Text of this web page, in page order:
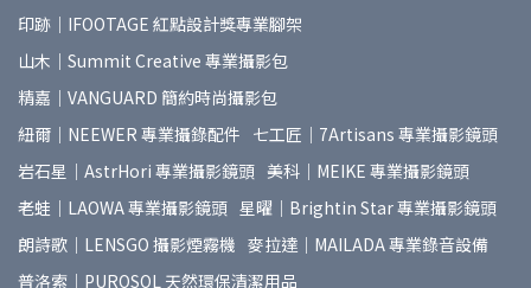
印跡｜IFOOTAGE 紅點設計獎專業腳架
山木｜Summit Creative 專業攝影包
精嘉｜VANGUARD 簡約時尚攝影包
紐爾｜NEEWER 專業攝錄配件 七工匠｜7Artisans 專業攝影鏡頭
岩石星｜AstrHori 專業攝影鏡頭 美科｜MEIKE 專業攝影鏡頭
老蛙｜LAOWA 專業攝影鏡頭 星曜｜Brightin Star 專業攝影鏡頭
朗詩歌｜LENSGO 攝影煙霧機 麥拉達｜MAILADA 專業錄音設備
普洛索｜PUROSOL 天然環保清潔用品